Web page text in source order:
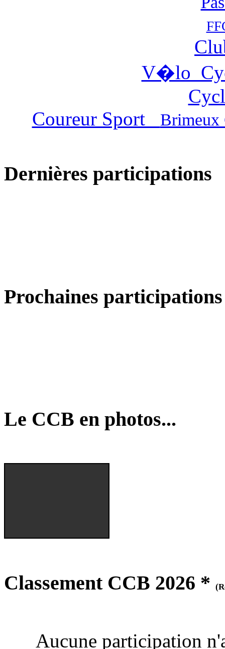
V�lo
Coureur Sport
Brimeux
Dernières participations
Prochaines participations
Le CCB en photos...
Classement CCB 2026 *
Aucune participation